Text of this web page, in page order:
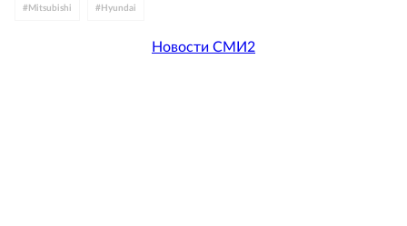
# Mitsubishi # Hyundai
Новости СМИ2